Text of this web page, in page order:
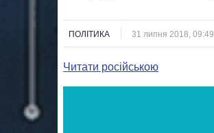
ПОЛІТИКА 31 липня 2018, 09:49
Читати російською